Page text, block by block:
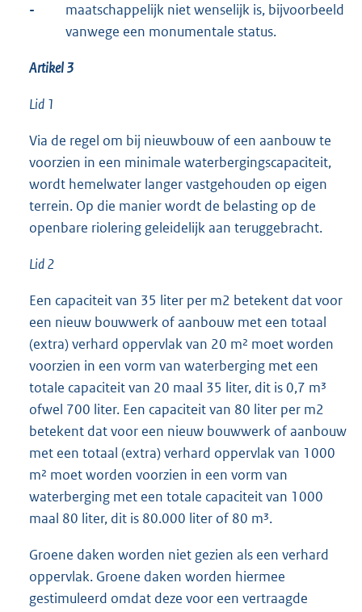
-
maatschappelijk niet wenselijk is, bijvoorbeeld
vanwege een monumentale status.
Artikel 3
Lid 1
Via de regel om bij nieuwbouw of een aanbouw te
voorzien in een minimale waterbergingscapaciteit,
wordt hemelwater langer vastgehouden op eigen
terrein. Op die manier wordt de belasting op de
openbare riolering geleidelijk aan teruggebracht.
Lid 2
Een capaciteit van 35 liter per m2 betekent dat voor
een nieuw bouwwerk of aanbouw met een totaal
(extra) verhard oppervlak van 20 m² moet worden
voorzien in een vorm van waterberging met een
totale capaciteit van 20 maal 35 liter, dit is 0,7 m³
ofwel 700 liter. Een capaciteit van 80 liter per m2
betekent dat voor een nieuw bouwwerk of aanbouw
met een totaal (extra) verhard oppervlak van 1000
m² moet worden voorzien in een vorm van
waterberging met een totale capaciteit van 1000
maal 80 liter, dit is 80.000 liter of 80 m³.
Groene daken worden niet gezien als een verhard
oppervlak. Groene daken worden hiermee
gestimuleerd omdat deze voor een vertraagde